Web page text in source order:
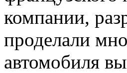
компании,
проделали
автомобиля